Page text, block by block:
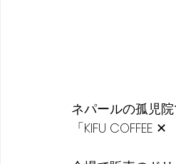
ネパールの孤児
「KIFU COFFEE